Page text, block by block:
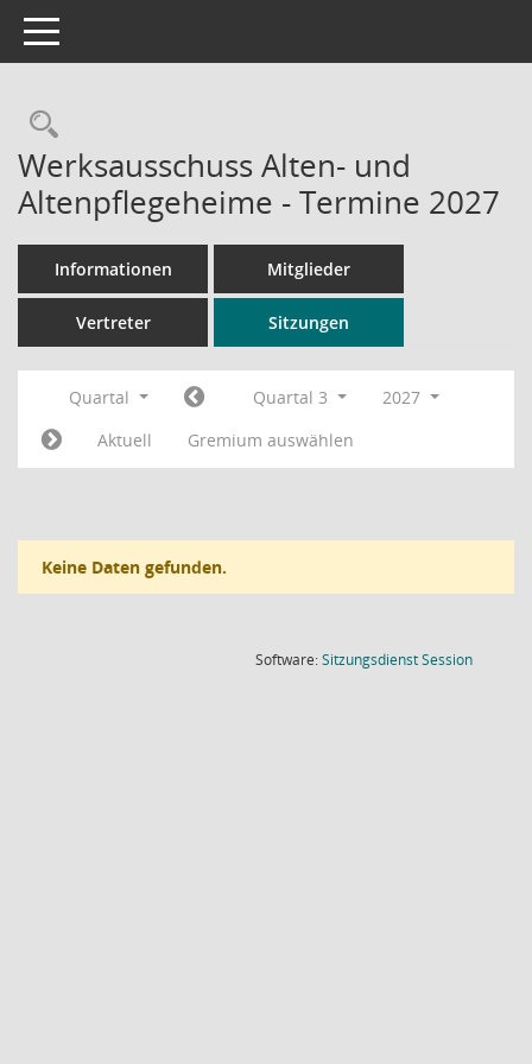
Toggle navigation
Rechercheauswahl
Werksausschuss Alten- und
Altenpflegeheime - Termine 2027
Informationen Mitglieder
Vertreter Sitzungen
Quartal Quartal 3
2027
Aktuell
Gremium auswählen
Keine Daten gefunden.
Software:SitzungsdienstSession(Wird in